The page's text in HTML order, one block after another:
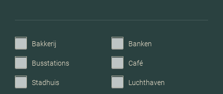
Voorzieningen
Mechanische ventilatie, tv
kabel, buitenzonwering,
frans balkon, glasvezel
natuurlijke ventilatie
Bakkerij Banken
Busstations Café
Stadhuis Luchthaven